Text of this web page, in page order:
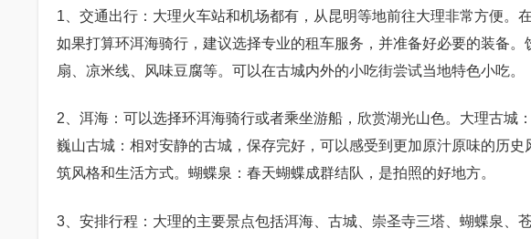
1、交通出行：大理火车站和机场都有，从昆明等地前往大理非常方便。
如果打算环洱海骑行，建议选择专业的租车服务，并准备好必要的装备
扇、凉米线、风味豆腐等。可以在古城内外的小吃街尝试当地特色小吃。
2、洱海：可以选择环洱海骑行或者乘坐游船，欣赏湖光山色。大理古城
巍山古城：相对安静的古城，保存完好，可以感受到更加原汁原味的历
筑风格和生活方式。蝴蝶泉：春天蝴蝶成群结队，是拍照的好地方。
3、安排行程：大理的主要景点包括洱海、古城、崇圣寺三塔、蝴蝶泉、